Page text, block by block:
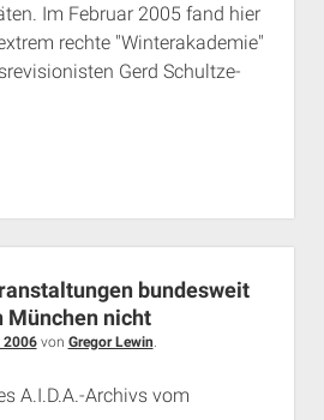
Im Februar 2005 fand hier
rechte "Winterakademie"
Gerd Schultze-
bundesweit
München nicht
2006von Gregor Lewin
A.I.D.A.-Archivs vom